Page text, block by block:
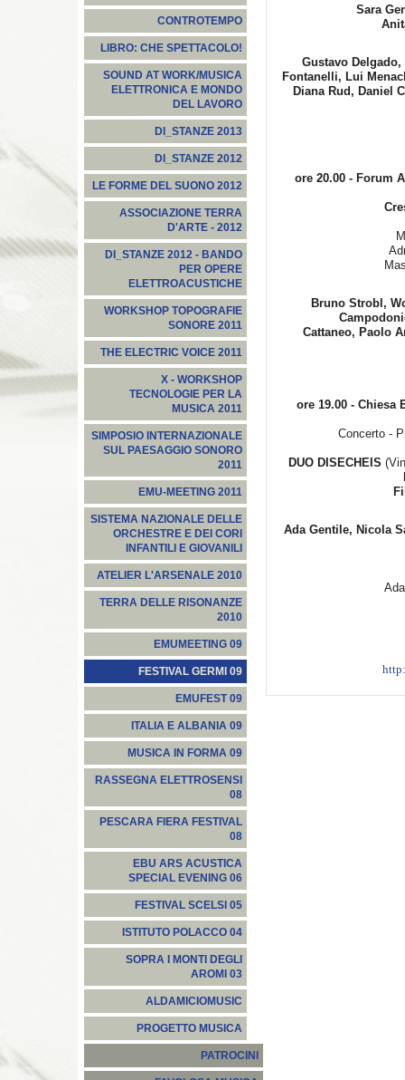
CONTROTEMPO
LIBRO: CHE SPETTACOLO!
SOUND AT WORK/MUSICA
ELETTRONICA E MONDO
DEL LAVORO
DI_STANZE 2013
DI_STANZE 2012
LE FORME DEL SUONO 2012
ASSOCIAZIONE TERRA
D'ARTE - 2012
DI_STANZE 2012 - BANDO
PER OPERE
ELETTROACUSTICHE
WORKSHOP TOPOGRAFIE
SONORE 2011
THE ELECTRIC VOICE 2011
X - WORKSHOP
TECNOLOGIE PER LA
MUSICA 2011
SIMPOSIO INTERNAZIONALE
SUL PAESAGGIO SONORO
2011
EMU-MEETING 2011
SISTEMA NAZIONALE DELLE
ORCHESTRE E DEI CORI
INFANTILI E GIOVANILI
ATELIER L'ARSENALE 2010
TERRA DELLE RISONANZE
2010
EMUMEETING 09
FESTIVAL GERMI 09
EMUFEST 09
ITALIA E ALBANIA 09
MUSICA IN FORMA 09
RASSEGNA ELETTROSENSI
08
PESCARA FIERA FESTIVAL
08
EBU ARS ACUSTICA
SPECIAL EVENING 06
FESTIVAL SCELSI 05
ISTITUTO POLACCO 04
SOPRA I MONTI DEGLI
AROMI 03
ALDAMICIOMUSIC
PROGETTO MUSICA
PATROCINI
Sara
Gustavo
Fontanelli, Lui
Diana Rud, Daniel
ore 20.00 - Forum
Bruno Strobl,
Cattaneo, Paolo
ore 19.00 - Chiesa
Concerto -
DUO DISECHEIS
Ada Gentile, Nicola